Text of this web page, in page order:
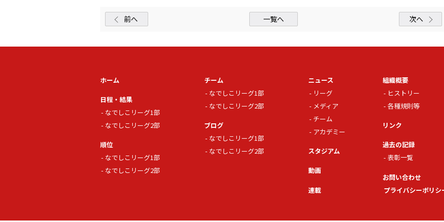
前へ 一覧へ 次へ
ホーム
日程・結果
なでしこリーグ1部
なでしこリーグ2部
順位
なでしこリーグ1部
なでしこリーグ2部
チーム
なでしこリーグ1部
なでしこリーグ2部
ブログ
なでしこリーグ1部
なでしこリーグ2部
ニュース
リーグ
メディア
チーム
アカデミー
スタジアム
動画
連載
組織概要
ヒストリー
各種規則等
リンク
過去の記録
表彰一覧
お問い合わせ
プライバシーポリシ